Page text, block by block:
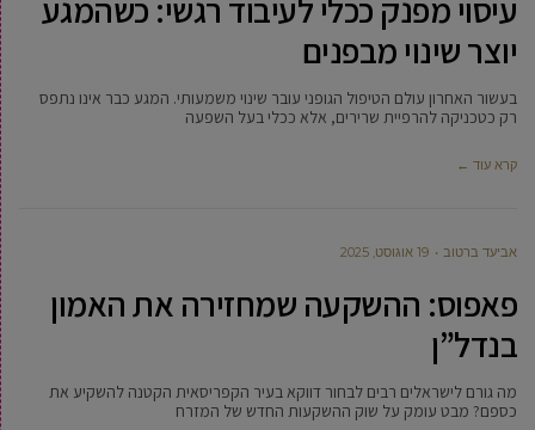
עיסוי מפנק ככלי לעיבוד רגשי: כשהמגע
יוצר שינוי מבפנים
בעשור האחרון עולם הטיפול הגופני עובר שינוי משמעותי. המגע כבר אינו נתפס
רק כטכניקה להרפיית שרירים, אלא ככלי בעל השפעה
קרא עוד ←
אביעד ברטוב 19 אוגוסט, 2025
פאפוס: ההשקעה שמחזירה את האמון
בנדל”ן
מה גורם לישראלים רבים לבחור דווקא בעיר הקפריסאית הקטנה להשקיע את
כספם? מבט עומק על שוק ההשקעות החדש של המזרח